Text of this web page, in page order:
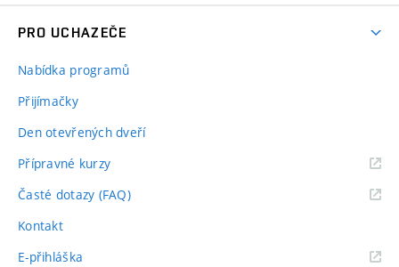
PRO UCHAZEČE
Nabídka programů
Přijímačky
Den otevřených dveří
Přípravné kurzy
Časté dotazy (FAQ)
Kontakt
E-přihláška